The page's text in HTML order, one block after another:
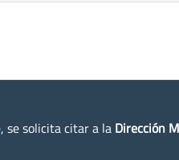
se solicita citar a la Dirección